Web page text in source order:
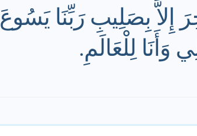
إِلاَّ بِصَلِيبِ رَبِّنَا يَسُوعَ
لِلْعَالَمِ.